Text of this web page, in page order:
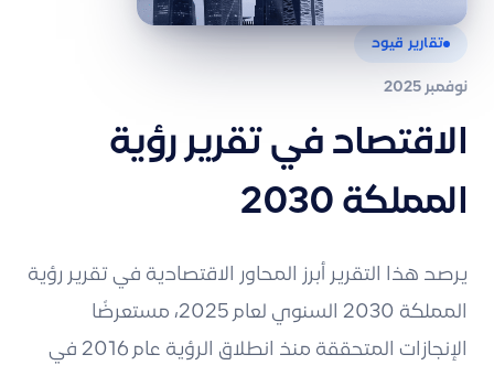
تقارير قيود
نوفمبر 2025
الاقتصاد في تقرير رؤية
المملكة 2030
يرصد هذا التقرير أبرز المحاور الاقتصادية في تقرير رؤية
المملكة 2030 السنوي لعام 2025، مستعرضًا
الإنجازات المتحققة منذ انطلاق الرؤية عام 2016 في